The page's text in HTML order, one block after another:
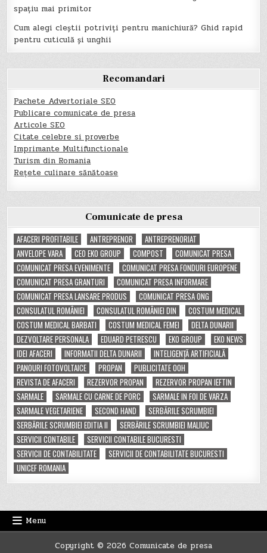
spațiu mai primitor
Cum alegi cleștii potriviți pentru manichiură? Ghid rapid
pentru cuticulă și unghii
Recomandari
Pachete Advertoriale SEO
Publicare comunicate de presa
Articole SEO
Citate celebre si proverbe
Imprimante Multifunctionale
Turism din Romania
Rețete culinare sănătoase
Comunicate de presa
AFACERI PROFITABILE
ANTREPRENOR
ANTREPRENORIAT
ANVELOPE VARA
CEO EKO GROUP COMPOST
COMUNICAT PRESA
COMUNICAT PRESA EVENIMENTE
COMUNICAT PRESA FONDURI EUROPENE
COMUNICAT PRESA GRANTURI
COMUNICAT PRESA INFORMARE
COMUNICAT PRESA LANSARE PRODUS
COMUNICAT PRESA ONG
CONSULATUL ROMÂNIEI
CONSULATUL ROMÂNIEI DIN
COSTUM MEDICAL
COSTUM MEDICAL BARBATI
COSTUM MEDICAL FEMEI
DELTA DUNARII
DEZVOLTARE PERSONALA
EDUARD PETRESCU EKO GROUP
EKO NEWS
IDEI AFACERI
INFORMATII DELTA DUNARII
INTELIGENȚĂ ARTIFICIALĂ
PANOURI FOTOVOLTAICE
PROPAN
PUBLICITATE OOH
REVISTA DE AFACERI
REZERVOR PROPAN
REZERVOR PROPAN IEFTIN
SARMALE
SARMALE CU CARNE DE PORC
SARMALE IN FOI DE VARZA
SARMALE VEGETARIENE
SECOND HAND
SERBĂRILE SCRUMBIEI
SERBĂRILE SCRUMBIEI EDITIA II
SERBĂRILE SCRUMBIEI MALIUC
SERVICII CONTABILE
SERVICII CONTABILE BUCURESTI
SERVICII DE CONTABILITATE
SERVICII DE CONTABILITATE BUCURESTI
UNICEF ROMANIA
Menu
Copyright © 2026 Comunicate de presa